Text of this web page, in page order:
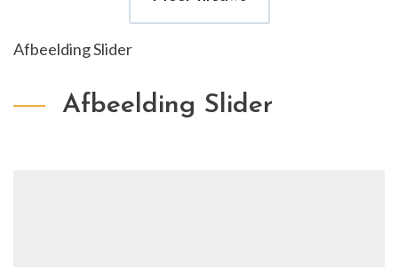
Afbeelding Slider
Afbeelding Slider